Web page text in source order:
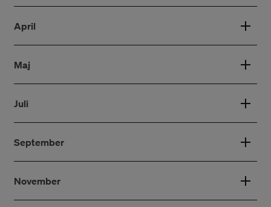
April
Maj
Juli
September
November